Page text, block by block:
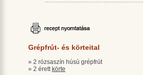
Grépfrút- és körteital
» 2 rózsaszín húsú grépfrút
» 2 érett körte